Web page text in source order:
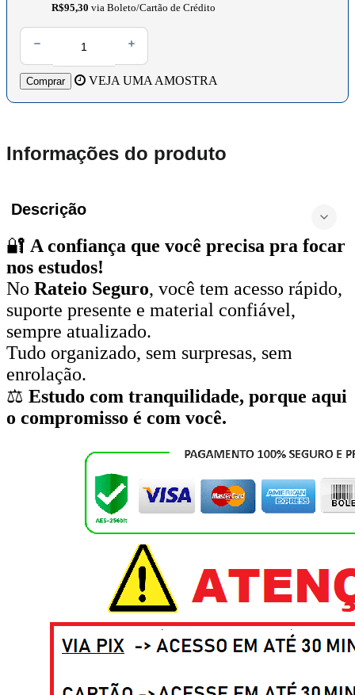
R$95,30 via Boleto/Cartão de Crédito
Comprar VEJA UMA AMOSTRA
Informações do produto
Descrição
🔐 A confiança que você precisa pra focar
nos estudos!
No Rateio Seguro, você tem acesso rápido,
suporte presente e material confiável,
sempre atualizado.
Tudo organizado, sem surpresas, sem
enrolação.
⚖️ Estudo com tranquilidade, porque aqui
o compromisso é com você.